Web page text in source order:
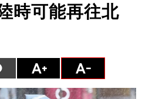
時可能再往北